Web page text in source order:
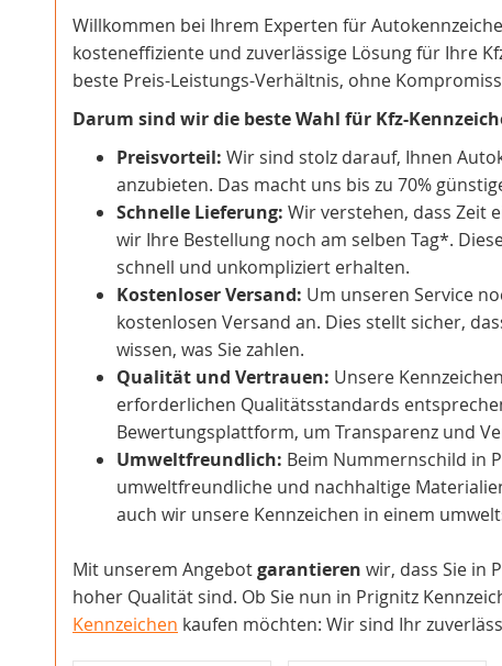
Willkommen bei Ihrem Experten für
kosteneffiziente und zuverlässige Lösung für Ihre
beste Preis-Leistungs-Verhältnis, ohne
Darum sind wir die beste Wahl für Kfz-
Preisvorteil: Wir sind stolz darauf, Ihnen
anzubieten. Das macht uns bis zu 70%
Schnelle Lieferung: Wir verstehen, dass Zeit
wir Ihre Bestellung noch am selben Tag*.
schnell und unkompliziert erhalten.
Kostenloser Versand: Um unseren Service
kostenlosen Versand an. Dies stellt sicher,
wissen, was Sie zahlen.
Qualität und Vertrauen: Unsere
erforderlichen Qualitätsstandards
Bewertungsplattform, um Transparenz und
Umweltfreundlich: Beim Nummernschild in
umweltfreundliche und nachhaltige
auch wir unsere Kennzeichen in einem
Mit unserem Angebotgarantieren wir, dass Sie in
hoher Qualität sind. Ob Sie nun in Prignitz
Kennzeichen kaufen möchten: Wir sind Ihr